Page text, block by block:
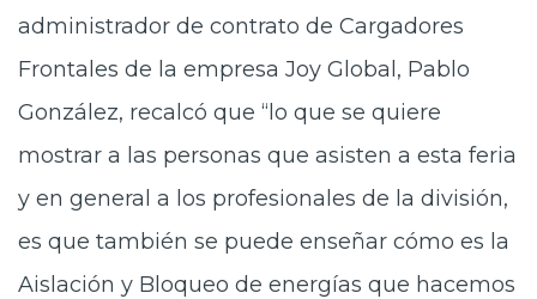
administrador de contrato de Cargadores
Frontales de la empresa Joy Global, Pablo
González, recalcó que “lo que se quiere
mostrar a las personas que asisten a esta feria
y en general a los profesionales de la división,
es que también se puede enseñar cómo es la
Aislación y Bloqueo de energías que hacemos